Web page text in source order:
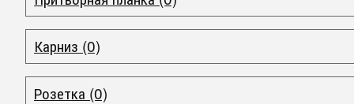
Карниз (0)
Розетка (0)